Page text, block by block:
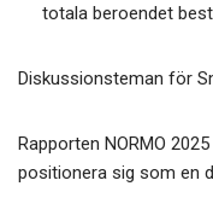
totala beroendet
Diskussionsteman för
Rapporten NORMO
positionera sig som en